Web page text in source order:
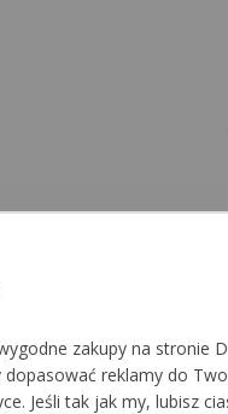
zakupy na
reklamy do
Jeśli tak jak my, lubisz